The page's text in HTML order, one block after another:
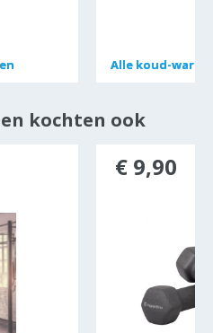
Alle koud-warm
Alle koud-warm
kochten ook
€ 9,90